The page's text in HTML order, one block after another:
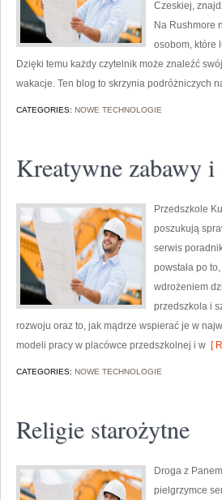
Czeskiej,
Na Rushmore
osobom, które
Dzięki temu każdy czytelnik może znaleźć
wakacje. Ten blog to skrzynia podróżniczych
CATEGORIES: NOWE TECHNOLOGIE
Kreatywne zabawy
Przedszkole
poszukują
serwis
powstała po
wdrożeniem
przedszkola i
rozwoju oraz to, jak mądrze wspierać je w
modeli pracy w placówce przedszkolnej i w [
CATEGORIES: NOWE TECHNOLOGIE
Religie starożytne
Droga z
pielgrzymce